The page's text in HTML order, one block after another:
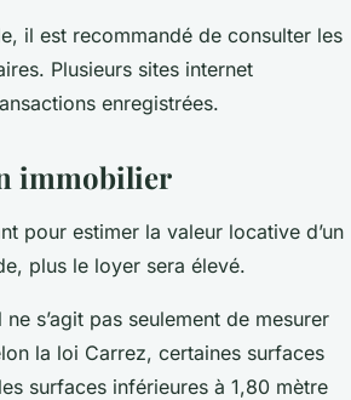
il est recommandé de consulter les
Plusieurs sites internet
enregistrées.
immobilier
pour estimer la valeur locative d’un
plus le loyer sera élevé.
s’agit pas seulement de mesurer
la loi Carrez, certaines surfaces
surfaces inférieures à 1,80 mètre